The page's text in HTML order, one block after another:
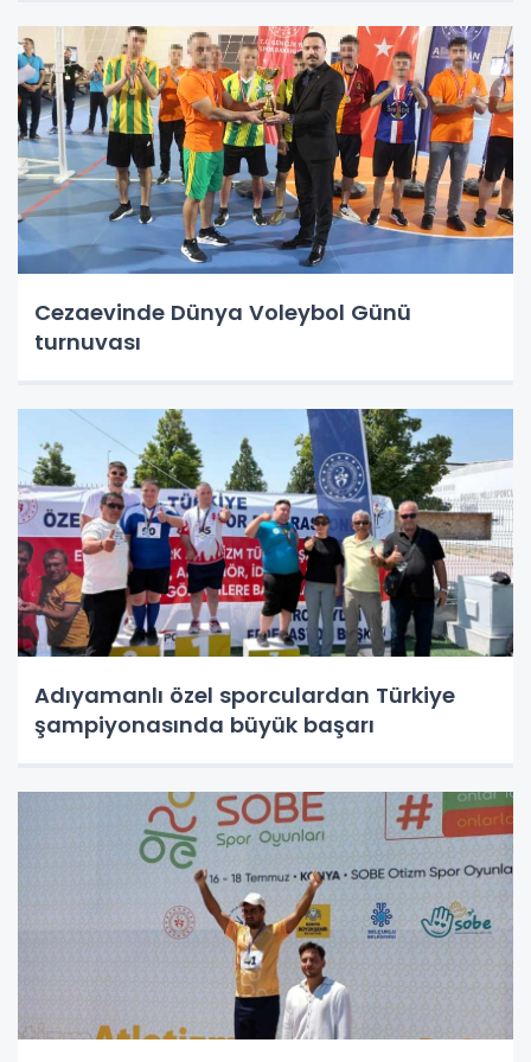
Cezaevinde Dünya Voleybol Günü
turnuvası
Adıyamanlı özel sporculardan Türkiye
şampiyonasında büyük başarı